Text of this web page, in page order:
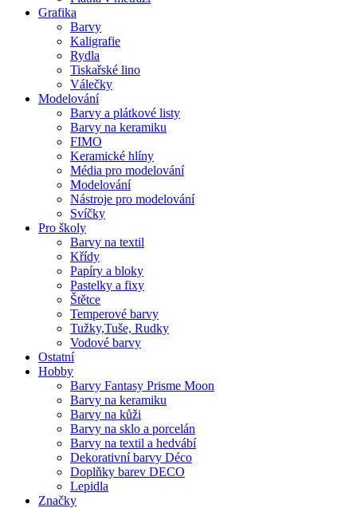
Grafika
Barvy
Kaligrafie
Rydla
Tiskařské lino
Válečky
Modelování
Barvy a plátkové listy
Barvy na keramiku
FIMO
Keramické hlíny
Média pro modelování
Modelování
Nástroje pro modelování
Svíčky
Pro školy
Barvy na textil
Křídy
Papíry a bloky
Pastelky a fixy
Štětce
Temperové barvy
Tužky,Tuše, Rudky
Vodové barvy
Ostatní
Hobby
Barvy Fantasy Prisme Moon
Barvy na keramiku
Barvy na kůži
Barvy na sklo a porcelán
Barvy na textil a hedvábí
Dekorativní barvy Déco
Doplňky barev DECO
Lepidla
Značky